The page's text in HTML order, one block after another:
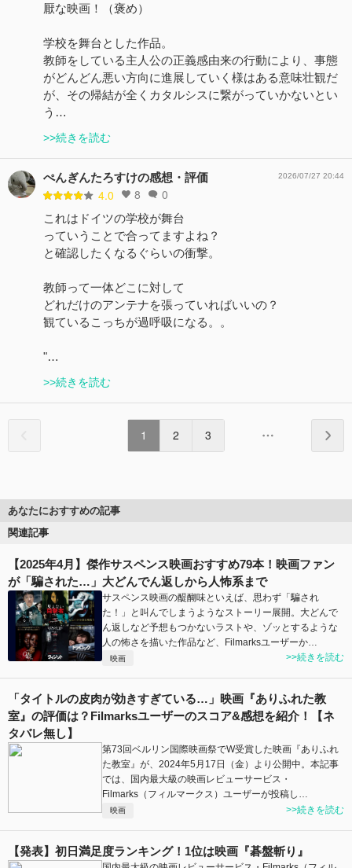
厭な映画！（褒め）
学校を舞台とした作品。
教師をしている主人公の正義感由来の行動により、事態
がどんどん悪い方向に進展していく様はある意味壮観だ
が、その帰結が全くカタルシスに繋がっていかないとい
う…
>>続きを読む
ぺんぎんたろすけの感想・評価
4.0 8 0
2026/07/27 20:44
これはドイツの学校が舞台
っていうことで合ってますよね？
と確認したくなるぐらいの衝撃。
教師って一体どこに対して
どれだけのアンテナを張っていればいいの？
観ているこっちが過呼吸になる。。
"…
>>続きを読む
1 2 3
あなたにおすすめの記事
関連記事
【2025年4月】傑作サスペンス映画おすすめ79本！映画ファン
が「騙された…」大どんでん返しから人怖系まで
サスペンス映画の醍醐味といえば、思わず「騙され
た！」と叫んでしまうようなストーリー展開。大どんで
ん返しなど予想もつかないラストや、ゾッとするような
人の怖さを描いた作品など、Filmarksユーザーか…
映画 >>続きを読む
「タイトルの皮肉が効きすぎている…」映画『ありふれた教
室』の評価は？Filmarksユーザーのスコア&感想を紹介！【ネ
タバレ無し】
第73回ベルリン国際映画祭でW受賞した映画『ありふれ
た教室』が、2024年5月17日（金）より公開中。本記事
では、国内最大級の映画レビューサービス・
Filmarks（フィルマークス）ユーザーが投稿し…
映画 >>続きを読む
【発表】初日満足度ランキング！1位は映画『碁盤斬り』